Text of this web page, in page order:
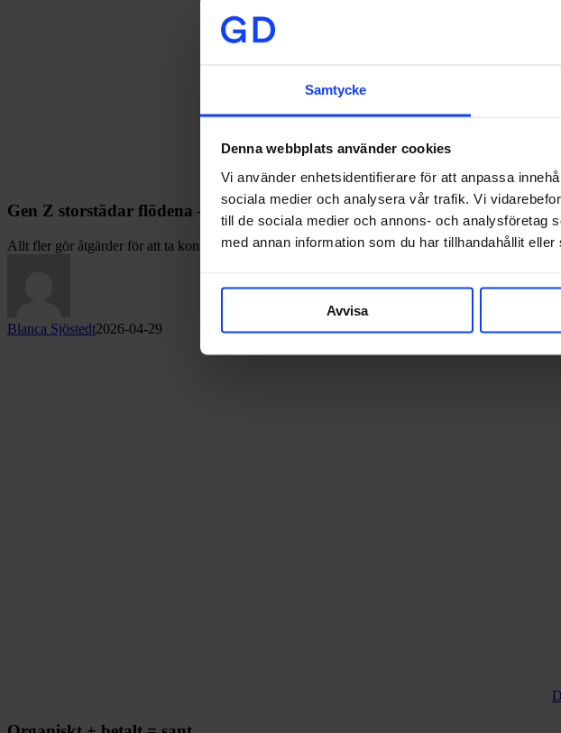
Samtycke
Denna webbplats använder cookies
Vi använder enhetsidentifierare för att anpassa
sociala medier och analysera vår trafik. Vi
till de sociala medier och annons- och analysföretag
med annan information som du har tillhandahållit
Avvisa
Gen Z storstädar flödena – så överlever du gallringen
Allt fler gör åtgärder för att ta kontroll över sin skärmtid och innehållet som de…
Blanca Sjöstedt2026-04-29